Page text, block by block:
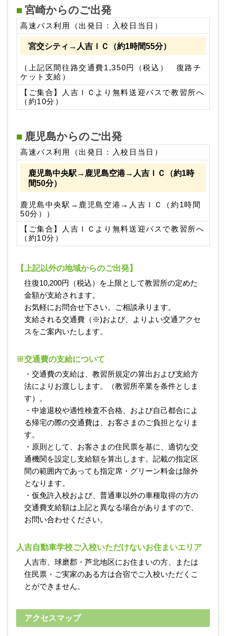
宮崎からのご出発
高速バス利用（出発日：入校日当日）
宮交シティ→人吉ＩＣ（約1時間55分）
（上記区間往路交通費1,350円（税込） 復路チ
ケット支給）
【ご集合】人吉ＩＣより無料送迎バスで教習所へ
（約10分）
鹿児島からのご出発
高速バス利用（出発日：入校日当日）
鹿児島中央駅→鹿児島空港→人吉ＩＣ（約1時
間50分）
鹿児島中央駅→鹿児島空港→人吉ＩＣ（約1時間
50分））
【ご集合】人吉ＩＣより無料送迎バスで教習所へ
（約10分）
【上記以外の地域からのご出発】
往復10,200円（税込）を上限として教習所の定めた
金額が支給されます。
お気軽にお問合せ下さい。ご相談承ります。
支給される交通費（※)および、よりよい交通アクセ
スをご案内いたします。
※交通費の支給について
・交通費の支給は、教習所規定の算出および支給方
法によりお渡しします。（教習所卒業を条件としま
す）。
・中途退校や適性検査不合格、および自己都合によ
る帰宅の際の交通費は、お客さまのご負担となりま
す。
・原則として、お客さまの住民票を基に、適切な交
通機関を設定し支給額を算出します。記載の指定区
間の範囲内であっても指定席・グリーン料金は除外
となります。
・仮免許入校および、普通車以外の車種取得の方の
交通費支給額は上記と異なる場合がありますので、
お問い合わせください。
人吉自動車学校ご入校いただけないお住まいエリア
人吉市、球磨郡・芦北地区にお住まいの方、または
住民票・ご実家のある方は合宿でご入校いただくこ
とができません。
アクセスマップ